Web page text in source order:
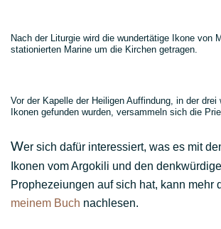
Nach der Liturgie wird die wundertätige Ikone von
stationierten Marine um die Kirchen getragen.
Vor der Kapelle der Heiligen Auffindung, in der drei
Ikonen gefunden wurden, versammeln sich die
Wer sich dafür interessiert, was es mit
Ikonen vom Argokili und den
Prophezeiungen auf sich hat, kann mehr
meinem Buch nachlesen.